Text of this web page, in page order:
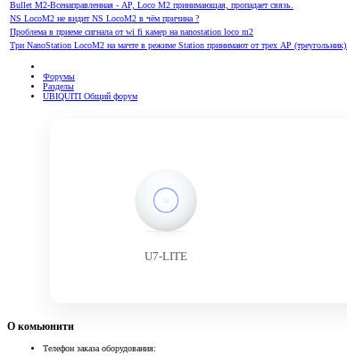
Bullet M2-Всенаправленная - AP, Loco M2 принимающая, пропадает связь.
NS LocoM2 не видит NS LocoM2 в чём причина ?
Проблема в приеме сигнала от wi fi камер на nanostation loco m2
Три NanoStation LocoM2 на мачте в режиме Station принимают от трех AP (треугольник).
Форумы
Разделы
UBIQUITI Общий форум
U7-LITE
О комьюнити
Телефон заказа оборудования: